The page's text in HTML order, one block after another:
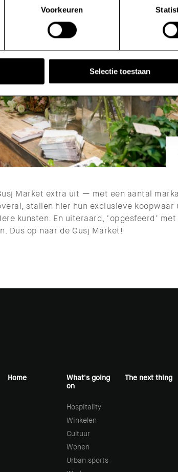
elk moment intrekken of te veranderen door
die jouw gegevens kunnen ontvangen en
Voorkeuren
Selectie toestaan
Market extra uit — met een aantal
stallen hier hun exclusieve koopwaar
kunsten. En uiteraard, ‘opgesfeerd’
Dus op naar de Gusj Market!
Home
What's going
on
Hospitality
Winkelen
Cultuur
Wonen
Urban sports
The next thing